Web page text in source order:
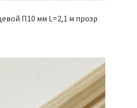
П10 мм L=2,1 м прозр